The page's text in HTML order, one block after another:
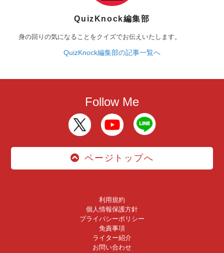
QuizKnock編集部
身の回りの気になることをクイズでお伝えいたします。
QuizKnock編集部の記事一覧へ
Follow Me
ページトップへ
利用規約
個人情報保護方針
プライバシーポリシー
免責事項
ライター紹介
お問い合わせ